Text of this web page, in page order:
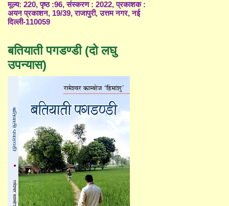
मूल्य: 220, पृष्ठ :96, संस्करण : 2022, प्रकाशक :
अयन प्रकाशन, 19/39, राजापुरी, उत्तम नगर, नई
दिल्ली-110059
बतियाती पगडण्डी (दो लघु
उपन्यास)